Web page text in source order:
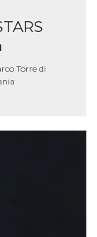
Torre di